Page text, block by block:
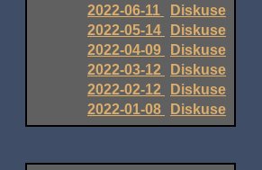
2022-06-11
Diskuse
2022-05-14
Diskuse
2022-04-09
Diskuse
2022-03-12
Diskuse
2022-02-12
Diskuse
2022-01-08
Diskuse